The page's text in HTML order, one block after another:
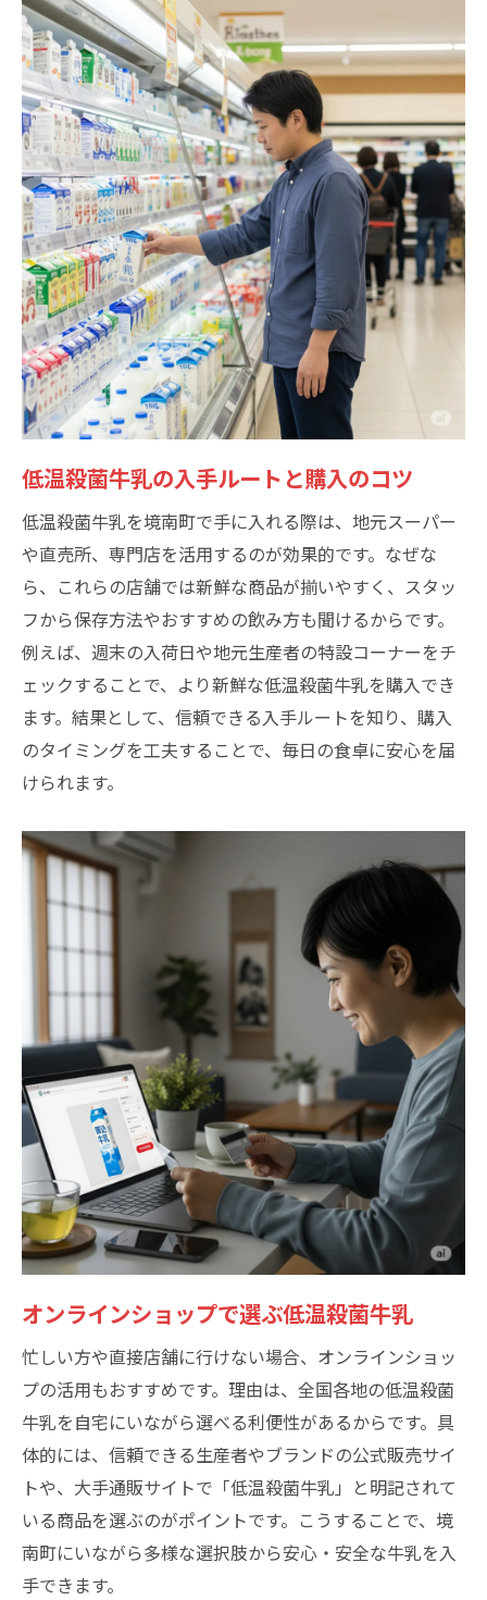
低温殺菌牛乳の入手ルートと購入のコツ
低温殺菌牛乳を境南町で手に入れる際は、地元スーパー
や直売所、専門店を活用するのが効果的です。なぜな
ら、これらの店舗では新鮮な商品が揃いやすく、スタッ
フから保存方法やおすすめの飲み方も聞けるからです。
例えば、週末の入荷日や地元生産者の特設コーナーをチ
ェックすることで、より新鮮な低温殺菌牛乳を購入でき
ます。結果として、信頼できる入手ルートを知り、購入
のタイミングを工夫することで、毎日の食卓に安心を届
けられます。
オンラインショップで選ぶ低温殺菌牛乳
忙しい方や直接店舗に行けない場合、オンラインショッ
プの活用もおすすめです。理由は、全国各地の低温殺菌
牛乳を自宅にいながら選べる利便性があるからです。具
体的には、信頼できる生産者やブランドの公式販売サイ
トや、大手通販サイトで「低温殺菌牛乳」と明記されて
いる商品を選ぶのがポイントです。こうすることで、境
南町にいながら多様な選択肢から安心・安全な牛乳を入
手できます。